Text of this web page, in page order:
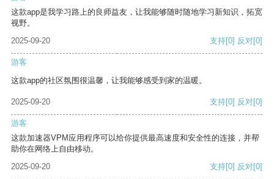
这款app是我学习路上的良师益友，让我能够随时随地学习新知识，拓宽
视野。
2025-09-20
支持[0] 反对[0]
游客
这款app的社区氛围很温馨，让我能够感受到家的温暖。
2025-09-20 支持[0] 反对[0]
游客
这款加速器VPM应用程序可以给你提供最高速度和安全性的连接，并帮
助你在网络上自由移动。
2025-09-20
支持[0] 反对[0]